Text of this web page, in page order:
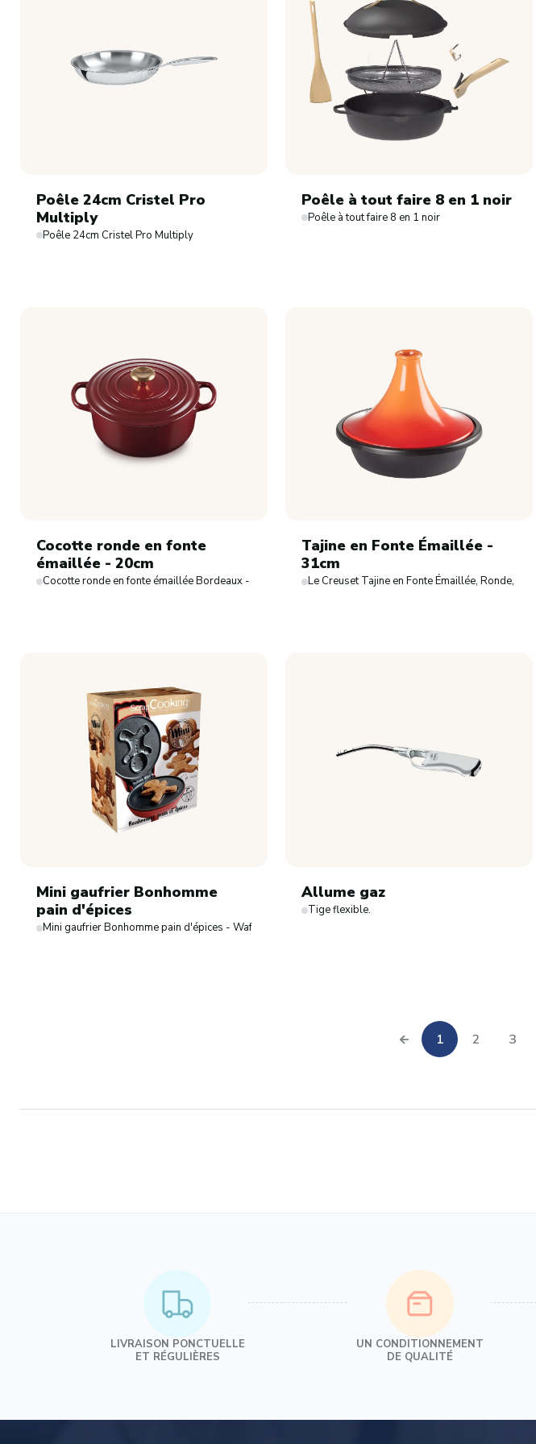
Poêle 24cm Cristel Pro
Multiply
Poêle 24cm Cristel Pro Multiply
Poêle à tout faire 8 en 1 noir
Poêle à tout faire 8 en 1 noir
Cocotte ronde en fonte
émaillée - 20cm
Cocotte ronde en fonte émaillée Bordeaux - 20cm
Tajine en Fonte Émaillée -
31cm
Le Creuset Tajine en Fonte Émaillée, Ronde, 31
Mini gaufrier Bonhomme
pain d'épices
Mini gaufrier Bonhomme pain d'épices - Waffle Factory
Allume gaz
Tige flexible.
1 2 3
LIVRAISON PONCTUELLE
ET RÉGULIÈRES
UN CONDITIONNEMENT
DE QUALITÉ